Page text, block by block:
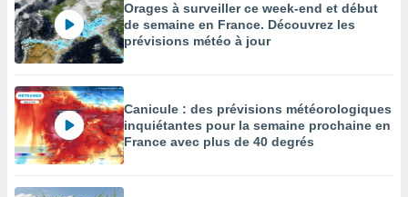
Orages à surveiller ce week-end et début
de semaine en France. Découvrez les
prévisions météo à jour
Canicule : des prévisions météorologiques
inquiétantes pour la semaine prochaine en
France avec plus de 40 degrés